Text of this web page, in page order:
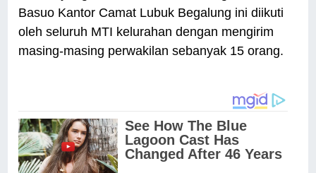
Basuo Kantor Camat Lubuk Begalung ini diikuti
oleh seluruh MTI kelurahan dengan mengirim
masing-masing perwakilan sebanyak 15 orang.